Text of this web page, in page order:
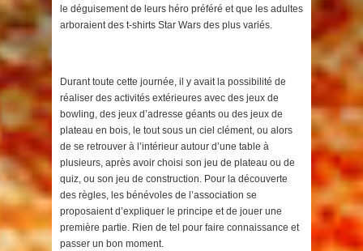
le déguisement de leurs héro préféré et que les adultes
arboraient des t-shirts Star Wars des plus variés.
Durant toute cette journée, il y avait la possibilité de
réaliser des activités extérieures avec des jeux de
bowling, des jeux d’adresse géants ou des jeux de
plateau en bois, le tout sous un ciel clément, ou alors
de se retrouver à l’intérieur autour d’une table à
plusieurs, après avoir choisi son jeu de plateau ou de
quiz, ou son jeu de construction. Pour la découverte
des règles, les bénévoles de l’association se
proposaient d’expliquer le principe et de jouer une
première partie. Rien de tel pour faire connaissance et
passer un bon moment.